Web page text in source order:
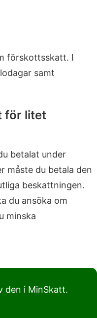
förskottsskatt. I
samt
för litet
betalat under
måste du betala den
beskattningen.
du ansöka om
minska
den i MinSkatt.